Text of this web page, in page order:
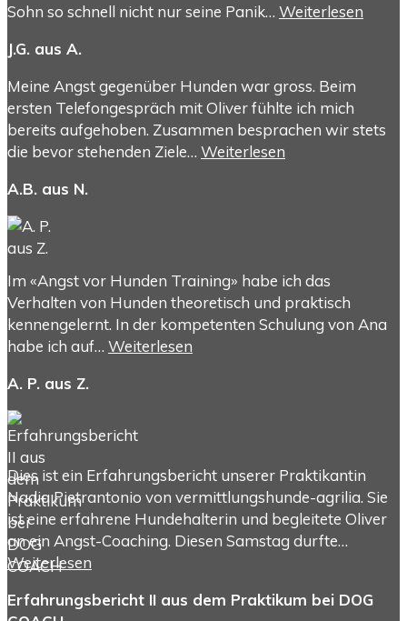
Sohn so schnell nicht nur seine Panik… Weiterlesen
J.G. aus A.
Meine Angst gegenüber Hunden war gross. Beim
ersten Telefongespräch mit Oliver fühlte ich mich
bereits aufgehoben. Zusammen besprachen wir stets
die bevor stehenden Ziele… Weiterlesen
A.B. aus N.
Im «Angst vor Hunden Training» habe ich das
Verhalten von Hunden theoretisch und praktisch
kennengelernt. In der kompetenten Schulung von Ana
habe ich auf… Weiterlesen
A. P. aus Z.
Dies ist ein Erfahrungsbericht unserer Praktikantin
Nadia Pietrantonio von vermittlungshunde-agrilia. Sie
ist eine erfahrene Hundehalterin und begleitete Oliver
an ein Angst-Coaching. Diesen Samstag durfte…
Weiterlesen
Erfahrungsbericht II aus dem Praktikum bei DOG